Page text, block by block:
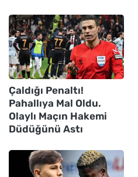
Çaldığı Penaltı!
Pahallıya Mal Oldu.
Olaylı Maçın Hakemi
Düdüğünü Astı